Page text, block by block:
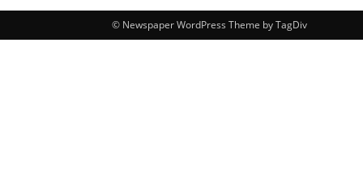
© Newspaper WordPress Theme by TagDiv